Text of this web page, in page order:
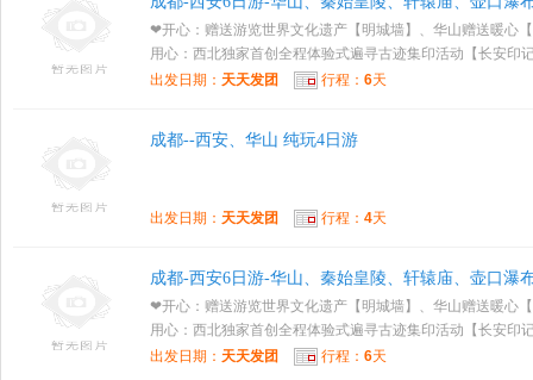
❤开心：赠送游览世界文化遗产【明城墙】、华山赠送暖心
用心：西北独家首创全程体验式遍寻古迹集印活动【长安印
出发日期： 天天发团 行程： 6天
成都--西安、华山 纯玩4日游
出发日期： 天天发团 行程： 4天
成都-西安6日游-华山、秦始皇陵、轩辕庙、壶口瀑
❤开心：赠送游览世界文化遗产【明城墙】、华山赠送暖心
用心：西北独家首创全程体验式遍寻古迹集印活动【长安印
出发日期： 天天发团 行程： 6天